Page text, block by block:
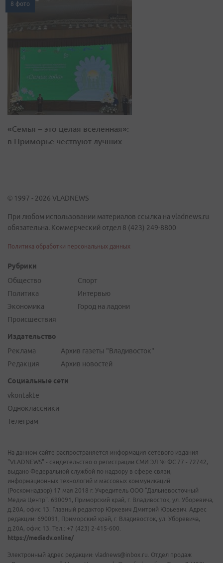
8 фото
«Семья – это целая вселенная»:
в Приморье чествуют лучших
© 1997 - 2026 VLADNEWS
При любом использовании материалов ссылка на vladnews.ru
обязательна. Коммерческий отдел 8 (423) 249-8800
Политика обработки персональных данных
Рубрики
Общество
Политика
Экономика
Происшествия
Спорт
Интервью
Город на ладони
Издательство
Реклама
Редакция
Архив газеты "Владивосток"
Архив новостей
Социальные сети
vkontakte
Одноклассники
Телеграм
На данном сайте распространяется информация сетевого издания
"VLADNEWS" - свидетельство о регистрации СМИ ЭЛ № ФС 77 - 72742,
выдано Федеральной службой по надзору в сфере связи,
информационных технологий и массовых коммуникаций
(Роскомнадзор) 17 мая 2018 г. Учредитель ООО "Дальневосточный
Медиа Центр". 690091, Приморский край, г. Владивосток, ул. Уборевича,
д.20А, офис 13. Главный редактор Юркевич Дмитрий Юрьевич. Адрес
редакции: 690091, Приморский край, г. Владивосток, ул. Уборевича,
д.20А, офис 13. Тел.: +7 (423) 2-415-600.
https://mediadv.online/
Электронный адрес редакции: vladnews@inbox.ru. Отдел продаж